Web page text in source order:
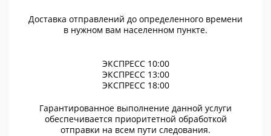
Доставка отправлений до определенного времени
в нужном вам населенном пункте.
ЭКСПРЕСС 10:00
ЭКСПРЕСС 13:00
ЭКСПРЕСС 18:00
Гарантированное выполнение данной услуги
обеспечивается приоритетной обработкой
отправки на всем пути следования.